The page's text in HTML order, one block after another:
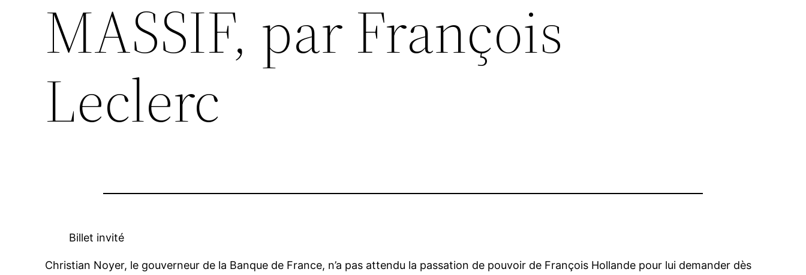
MASSIF, par François
Leclerc
Billet invité
Christian Noyer, le gouverneur de la Banque de France, n’a pas attendu la passation de pouvoir de François Hollande pour lui demander dès